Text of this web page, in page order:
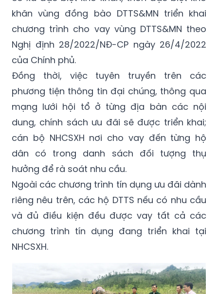
khăn vùng đồng bào DTTS&MN triển khai
chương trình cho vay vùng DTTS&MN theo
Nghị định 28/2022/NĐ-CP ngày 26/4/2022
của Chính phủ.
Đồng thời, việc tuyên truyền trên các
phương tiện thông tin đại chúng, thông qua
mạng lưới hội tổ ở từng địa bàn các nội
dung, chính sách ưu đãi sẽ được triển khai;
cán bộ NHCSXH nơi cho vay đến từng hộ
dân có trong danh sách đối tượng thụ
hưởng để rà soát nhu cầu.
Ngoài các chương trình tín dụng ưu đãi dành
riêng nêu trên, các hộ DTTS nếu có nhu cầu
và đủ điều kiện đều được vay tất cả các
chương trình tín dụng đang triển khai tại
NHCSXH.